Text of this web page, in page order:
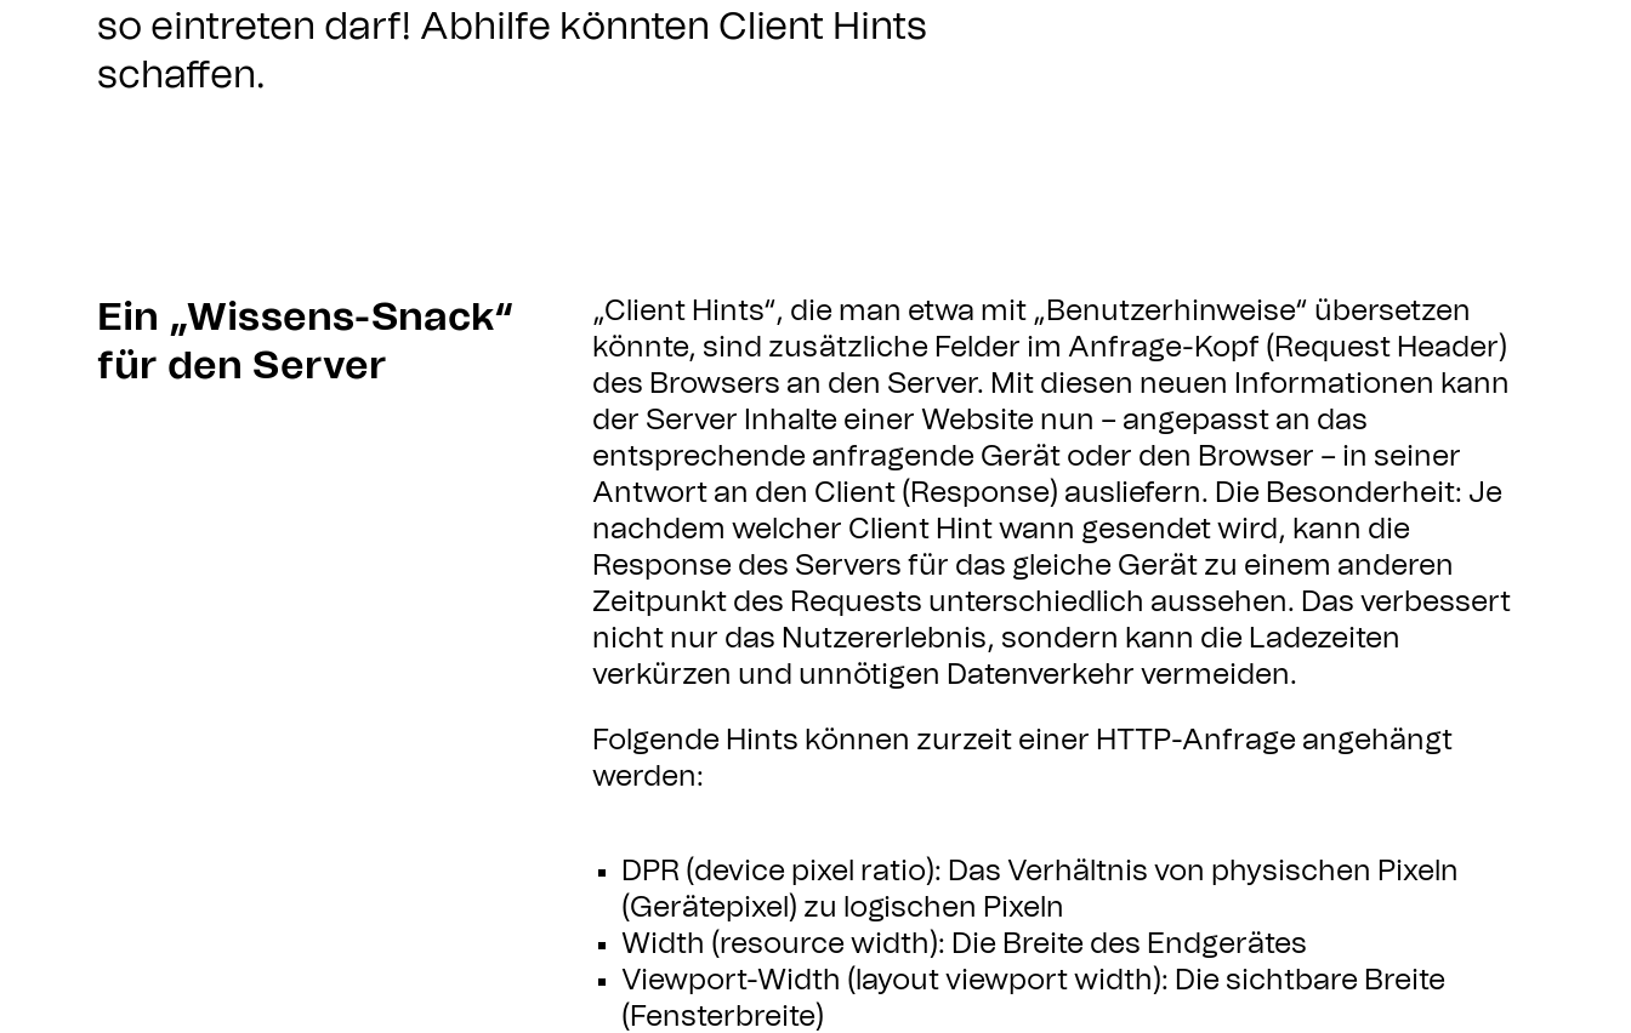
so eintreten darf! Abhilfe könnten Client Hints
schaffen.
Ein „Wissens-Snack“
für den Server
„Client Hints“, die man etwa mit „Benutzerhinweise“ übersetzen
könnte, sind zusätzliche Felder im Anfrage-Kopf (Request Header)
des Browsers an den Server. Mit diesen neuen Informationen kann
der Server Inhalte einer Website nun – angepasst an das
entsprechende anfragende Gerät oder den Browser – in seiner
Antwort an den Client (Response) ausliefern. Die Besonderheit: Je
nachdem welcher Client Hint wann gesendet wird, kann die
Response des Servers für das gleiche Gerät zu einem anderen
Zeitpunkt des Requests unterschiedlich aussehen. Das verbessert
nicht nur das Nutzererlebnis, sondern kann die Ladezeiten
verkürzen und unnötigen Datenverkehr vermeiden.
Folgende Hints können zurzeit einer HTTP-Anfrage angehängt
werden:
DPR (device pixel ratio): Das Verhältnis von physischen Pixeln
(Gerätepixel) zu logischen Pixeln
Width (resource width): Die Breite des Endgerätes
Viewport-Width (layout viewport width): Die sichtbare Breite
(Fensterbreite)